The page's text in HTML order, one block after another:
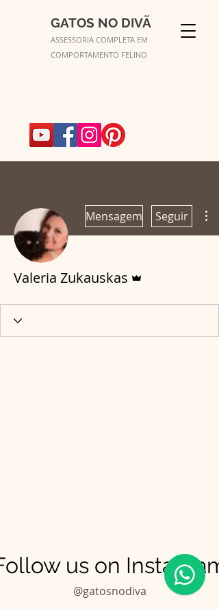
GATOS NO DIVÃ
ASSESSORIA COMPLETA EM
COMPORTAMENTO FELINO
Mensagem Seguir
Valeria Zukauskas
us on Instagram
@gatosnodiva